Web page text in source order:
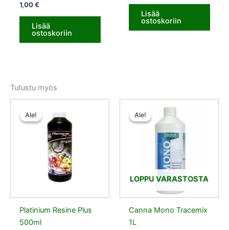
1,00€
Lisää
ostoskoriin
Lisää
ostoskoriin
Tutustu myös
Ale!
Ale!
Platinium Resine Plus
500ml
hinta
oli:
56,00 €.50,40 €.
Ale!
LOPPU VARASTOSTA
Ale!
Canna Mono Tracemix
1L
hinta
oli:
14,50 €.
on: